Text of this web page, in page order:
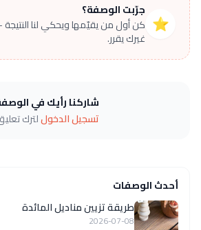
⭐
جرّبت الوصفة؟
كن أول من يقيّمها ويحكي لنا
غيرك يقرر.
شاركنا رأيك في
تسجيل الدخوللترك
أحدث الوصفات
طريقة تزيين مناديل المائدة
2026-07-08